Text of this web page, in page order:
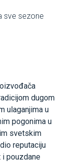
sve sezone
dugom
ulaganjima u
pogonima u
svetskim
reputaciju
pouzdane